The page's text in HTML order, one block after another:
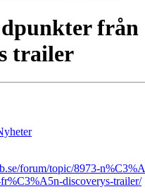
från
trailer
forum/topic/8973-
discoverys-trailer/